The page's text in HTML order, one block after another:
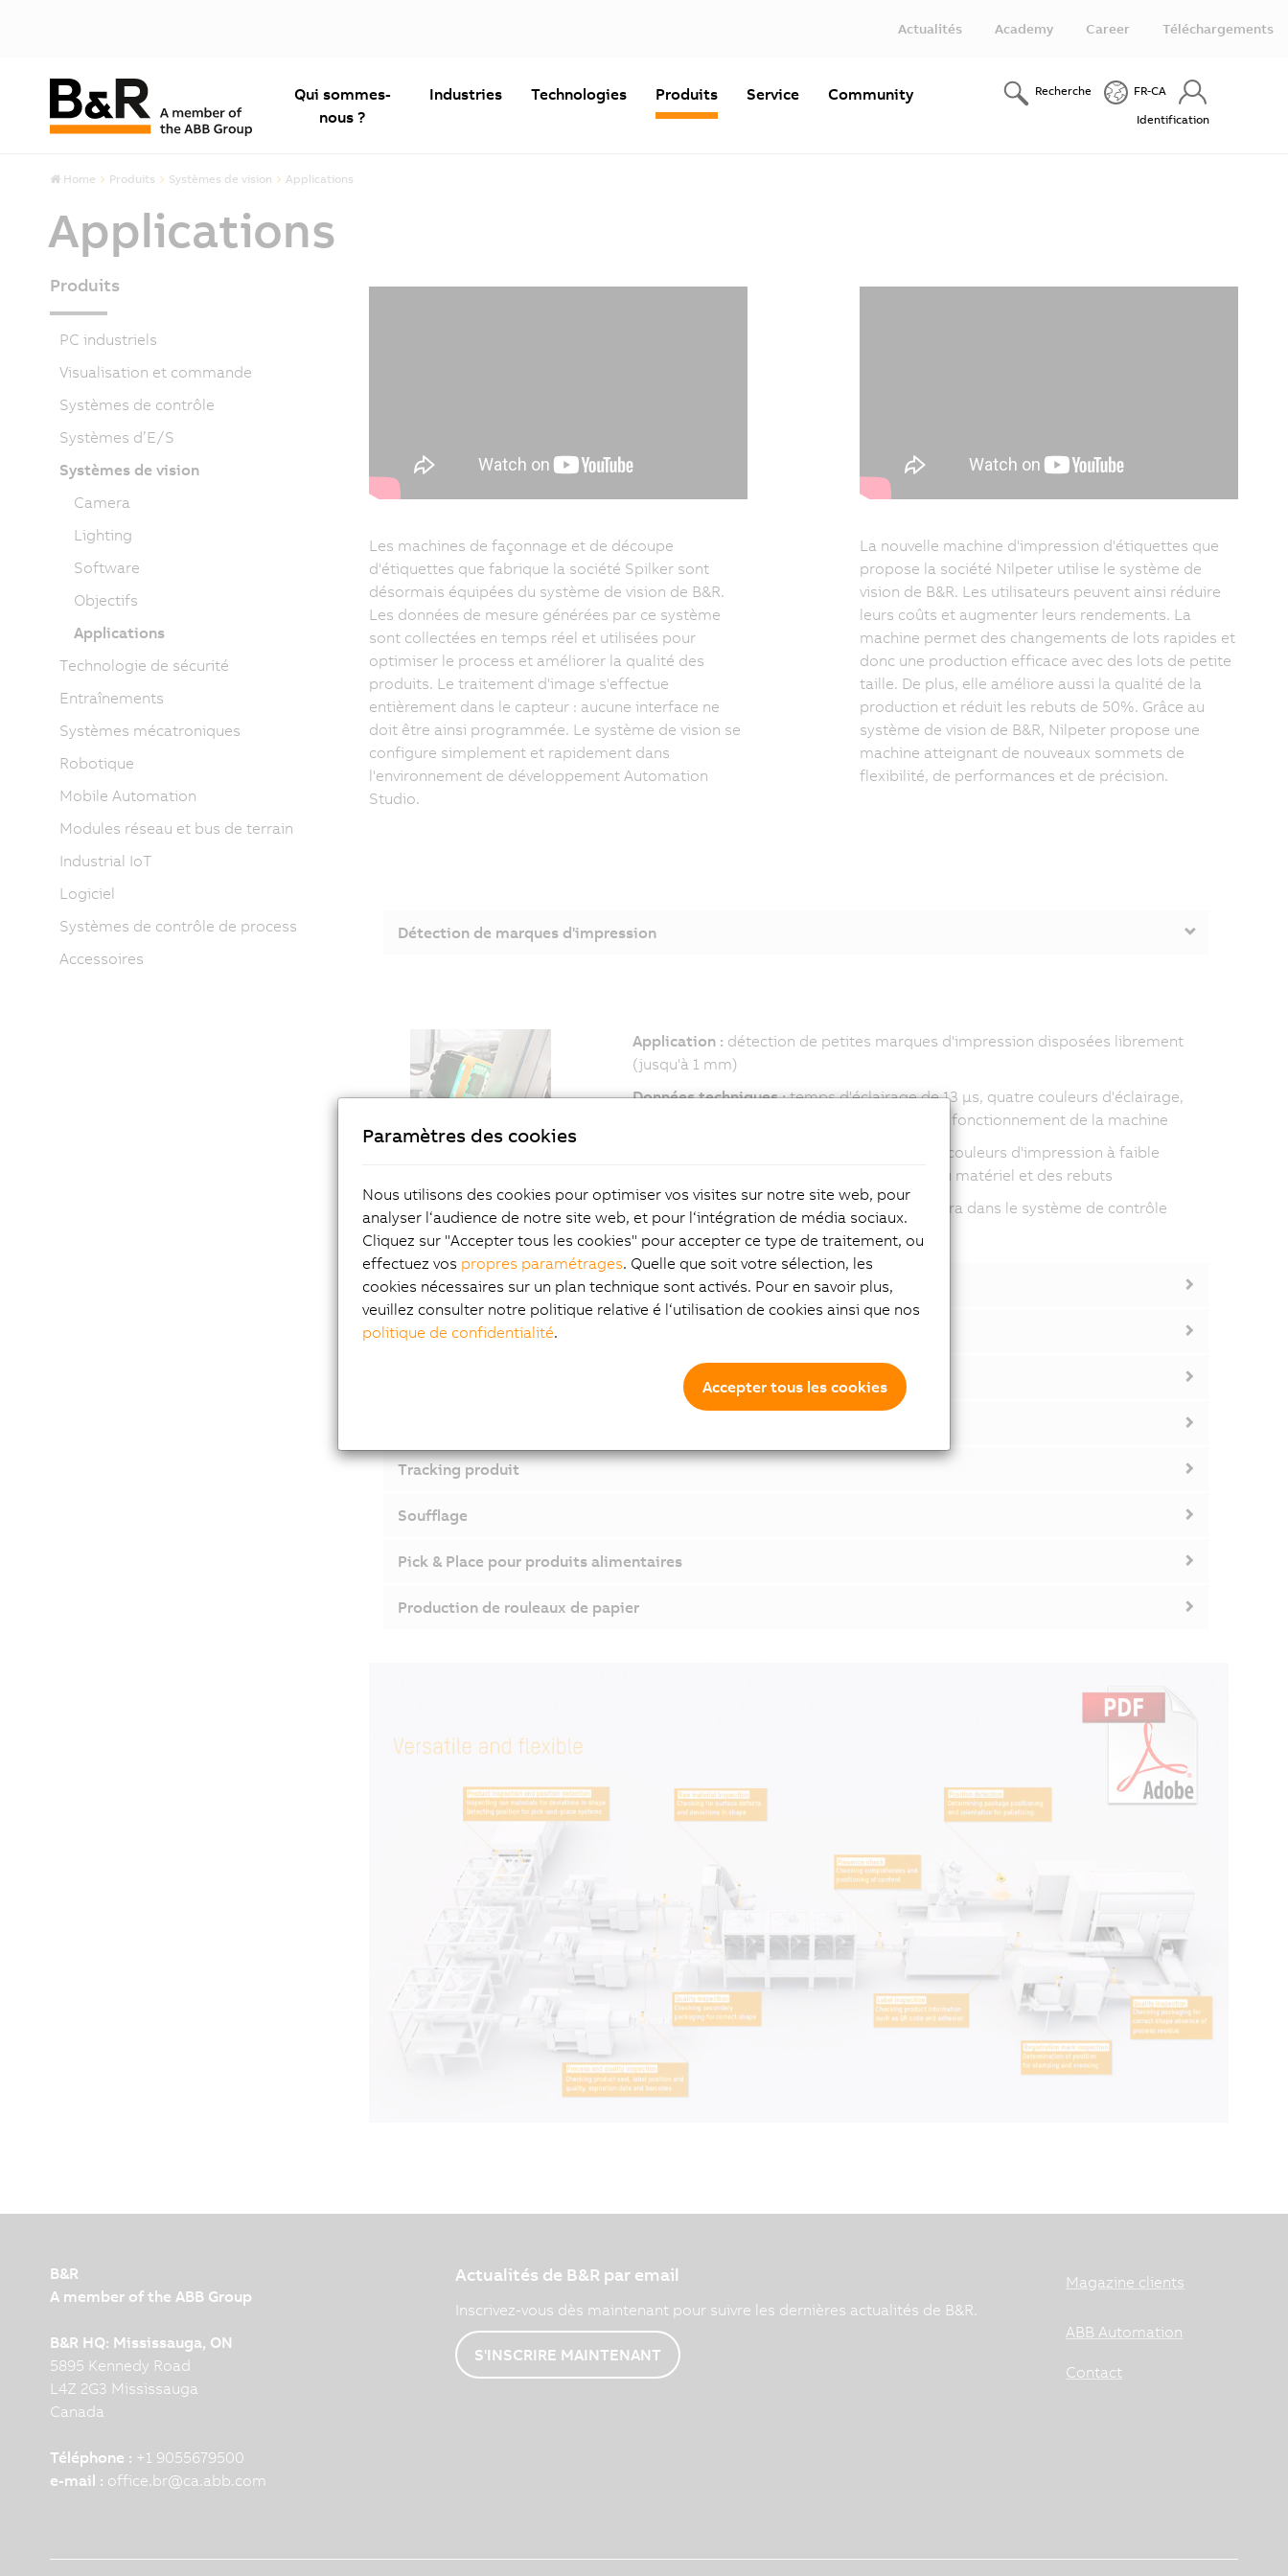
Actualités Academy Career Téléchargements
Qui sommes-
nous ?
Industries Technologies Produits Service Community Recherche FR-CA
Identification
Home Produits Systèmes de vision Applications
Applications
Les machines de façonnage et de découpe
d'étiquettes que fabrique la société Spilker sont
désormais équipées du système de vision de B&R.
Les données de mesure générées par ce système
sont collectées en temps réel et utilisées pour
optimiser le process et améliorer la qualité des
produits. Le traitement d'image s'effectue
entièrement dans le capteur : aucune interface ne
doit être ainsi programmée. Le système de vision se
configure simplement et rapidement dans
l'environnement de développement Automation
Studio.
La nouvelle machine d'impression d'étiquettes que
propose la société Nilpeter utilise le système de
vision de B&R. Les utilisateurs peuvent ainsi réduire
leurs coûts et augmenter leurs rendements. La
machine permet des changements de lots rapides et
donc une production efficace avec des lots de petite
taille. De plus, elle améliore aussi la qualité de la
production et réduit les rebuts de 50%. Grâce au
système de vision de B&R, Nilpeter propose une
machine atteignant de nouveaux sommets de
flexibilité, de performances et de précision.
Détection de marques d'impression
Application : détection de petites marques d'impression disposées librement
(jusqu'à 1 mm)
Données techniques :temps d'éclairage de 13 µs, quatre couleurs d'éclairage,
possibilité de changer de couleur pendant le fonctionnement de la machine
détection fiable, même avec des couleurs d'impression à faible
contraste ; économies dûes à la réduction du matériel et des rebuts
Comment :
intégration complète de la caméra dans le système de contrôle
Tracking produit
Machine d'étiquetage
Tracking produit
Soufflage
Pick & Place pour produits alimentaires
Production de rouleaux de papier
Produits
PC industriels
Visualisation et commande
Systèmes de contrôle
Systèmes d’E/S
Systèmes de vision
Camera
Lighting
Software
Objectifs
Applications
Technologie de sécurité
Entraînements
Systèmes mécatroniques
Robotique
Mobile Automation
Modules réseau et bus de terrain
Industrial IoT
Logiciel
Systèmes de contrôle de process
Accessoires
B&R
A member of the ABB Group
B&R HQ: Mississauga, ON
5895 Kennedy Road
L4Z 2G3 Mississauga
Canada
Téléphone : +1 9055679500
e-mail : office.br@ca.abb.com
Actualités de B&R par email
Inscrivez-vous dès maintenant pour suivre les dernières actualités de B&R.
S'INSCRIRE MAINTENANT
Magazine clients
ABB Automation
Contact
Paramètres des cookies
Nous utilisons des cookies pour optimiser vos visites sur notre site web, pour
analyser l‘audience de notre site web, et pour l‘intégration de média sociaux.
Cliquez sur "Accepter tous les cookies" pour accepter ce type de traitement, ou
effectuez vos propres paramétrages. Quelle que soit votre sélection, les
cookies nécessaires sur un plan technique sont activés. Pour en savoir plus,
veuillez consulter notre politique relative é l‘utilisation de cookies ainsi que nos
politique de confidentialité.
Accepter tous les cookies